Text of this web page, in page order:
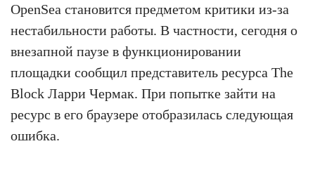
OpenSea становится предметом критики из-за
нестабильности работы. В частности, сегодня о
внезапной паузе в функционировании
площадки сообщил представитель ресурса The
Block Ларри Чермак. При попытке зайти на
ресурс в его браузере отобразилась следующая
ошибка.